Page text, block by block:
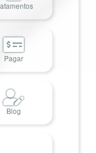
Pagar
Blog